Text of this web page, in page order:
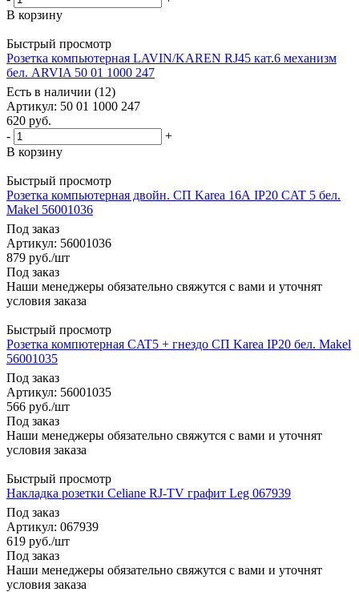
В корзину
Быстрый просмотр
Розетка компьютерная LAVIN/KAREN RJ45 кат.6 механизм
бел. ARVIA 50 01 1000 247
Есть в наличии (12)
Артикул: 50 01 1000 247
620 руб.
-
+
В корзину
Быстрый просмотр
Розетка компьютерная двойн. СП Karea 16А IP20 CAT 5 бел.
Makel 56001036
Под заказ
Артикул: 56001036
879 руб./шт
Под заказ
Наши менеджеры обязательно свяжутся с вами и уточнят
условия заказа
Быстрый просмотр
Розетка компютерная CAT5 + гнездо СП Karea IP20 бел. Makel
56001035
Под заказ
Артикул: 56001035
566 руб./шт
Под заказ
Наши менеджеры обязательно свяжутся с вами и уточнят
условия заказа
Быстрый просмотр
Накладка розетки Celiane RJ-TV графит Leg 067939
Под заказ
Артикул: 067939
619 руб./шт
Под заказ
Наши менеджеры обязательно свяжутся с вами и уточнят
условия заказа